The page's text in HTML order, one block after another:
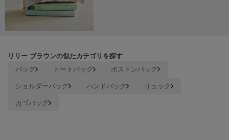
オン
Onitsuka Tiger
オニツカ タイガー
ORGUE
オルグ
リリー ブラウンの似たカテゴリを探す
バッグ トートバッグ
ボストンバッグ
ショルダーバッグ
ハンドバッグ
リュック
カゴバッグ